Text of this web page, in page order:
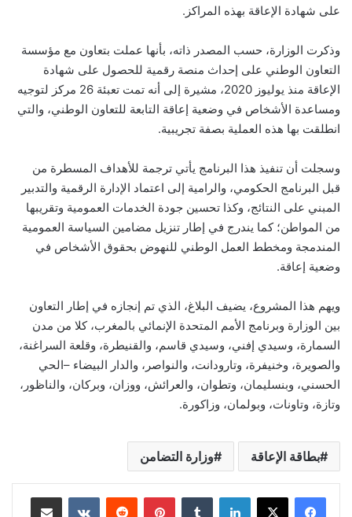
على شهادة الإعاقة بهذه المراكز.
وذكرت الوزارة، حسب المصدر ذاته، بأنها عملت بتعاون مع مؤسسة
التعاون الوطني على إحداث منصة رقمية للحصول على شهادة
الإعاقة منذ يوليوز 2020، مشيرة إلى أنه تمت تعبئة 26 مركز لتوجيه
ومساعدة الأشخاص في وضعية إعاقة التابعة للتعاون الوطني، والتي
انطلقت بها هذه العملية بصفة تجريبية.
وسجلت أن تنفيذ هذا البرنامج يأتي ترجمة للأهداف المسطرة من
قبل البرنامج الحكومي، والرامية إلى اعتماد الإدارة الرقمية والتدبير
المبني على النتائج، وكذا تحسين جودة الخدمات العمومية وتقريبها
من المواطن؛ كما يندرج في إطار تنزيل مضامين السياسة العمومية
المندمجة ومخطط العمل الوطني للنهوض بحقوق الأشخاص في
وضعية إعاقة.
ويهم هذا المشروع، يضيف البلاغ، الذي تم إنجازه في إطار التعاون
بين الوزارة وبرنامج الأمم المتحدة الإنمائي بالمغرب، كلا من مدن
السمارة، وسيدي إفني، وسيدي قاسم، والقنيطرة، وقلعة السراغنة،
والصويرة، وخنيفرة، وتارودانت، والنواصر، والدار البيضاء –الحي
الحسني، وبنسليمان، وتطوان، والعرائش، ووزان، وبركان، والناظور،
وتازة، وتاونات، وبولمان، وزاكورة.
بطاقة الإعاقة وزارة التضامن
لينكدإن بينتيريست مشاركة عبر البريد